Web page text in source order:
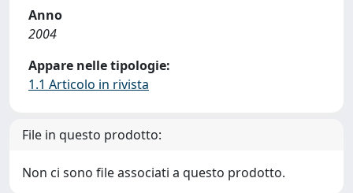
Anno
2004
Appare nelle tipologie:
1.1 Articolo in rivista
File in questo prodotto:
Non ci sono file associati a questo prodotto.